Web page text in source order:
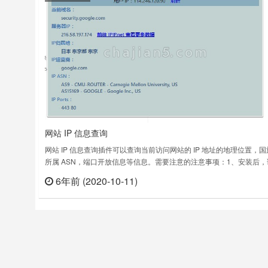
网站 IP 信息查询
网站 IP 信息查询插件可以查询当前访问网站的 IP 地址的地理位置，国
所属 ASN，端口开放信息等信息。需要注意的注意事项：1、安装后
的显示；2、本功能显示的是浏览器里对网站进行访问的 IP，如果您挂
理，显示的将是代理服务器的 IP；3、由于浏览器 API 限制，可能……
6年前 (2020-10-11)